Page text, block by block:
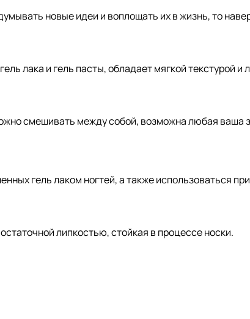
новые идеи и воплощать их в жизнь, то
лака и гель пасты, обладает мягкой текстурой
смешивать между собой, возможна любая ваша
гель лаком ногтей, а также использоваться
липкостью, стойкая в процессе носки.